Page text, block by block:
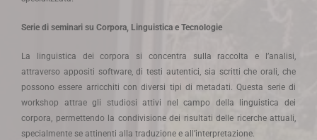
Serie di seminari su Corpora, Linguistica e Tecnologie
La linguistica dei corpora si concentra sulla raccolta e l’analisi,
attraverso appositi software, di testi autentici, sia scritti che orali, che
possono essere arricchiti con diversi tipi di metadati. Questa serie di
workshop attrae gli studiosi attivi nel campo della linguistica dei
corpora, permettendo la condivisione dei risultati delle ricerche attuali,
specialmente se attinenti alla traduzione e all’interpretazione.